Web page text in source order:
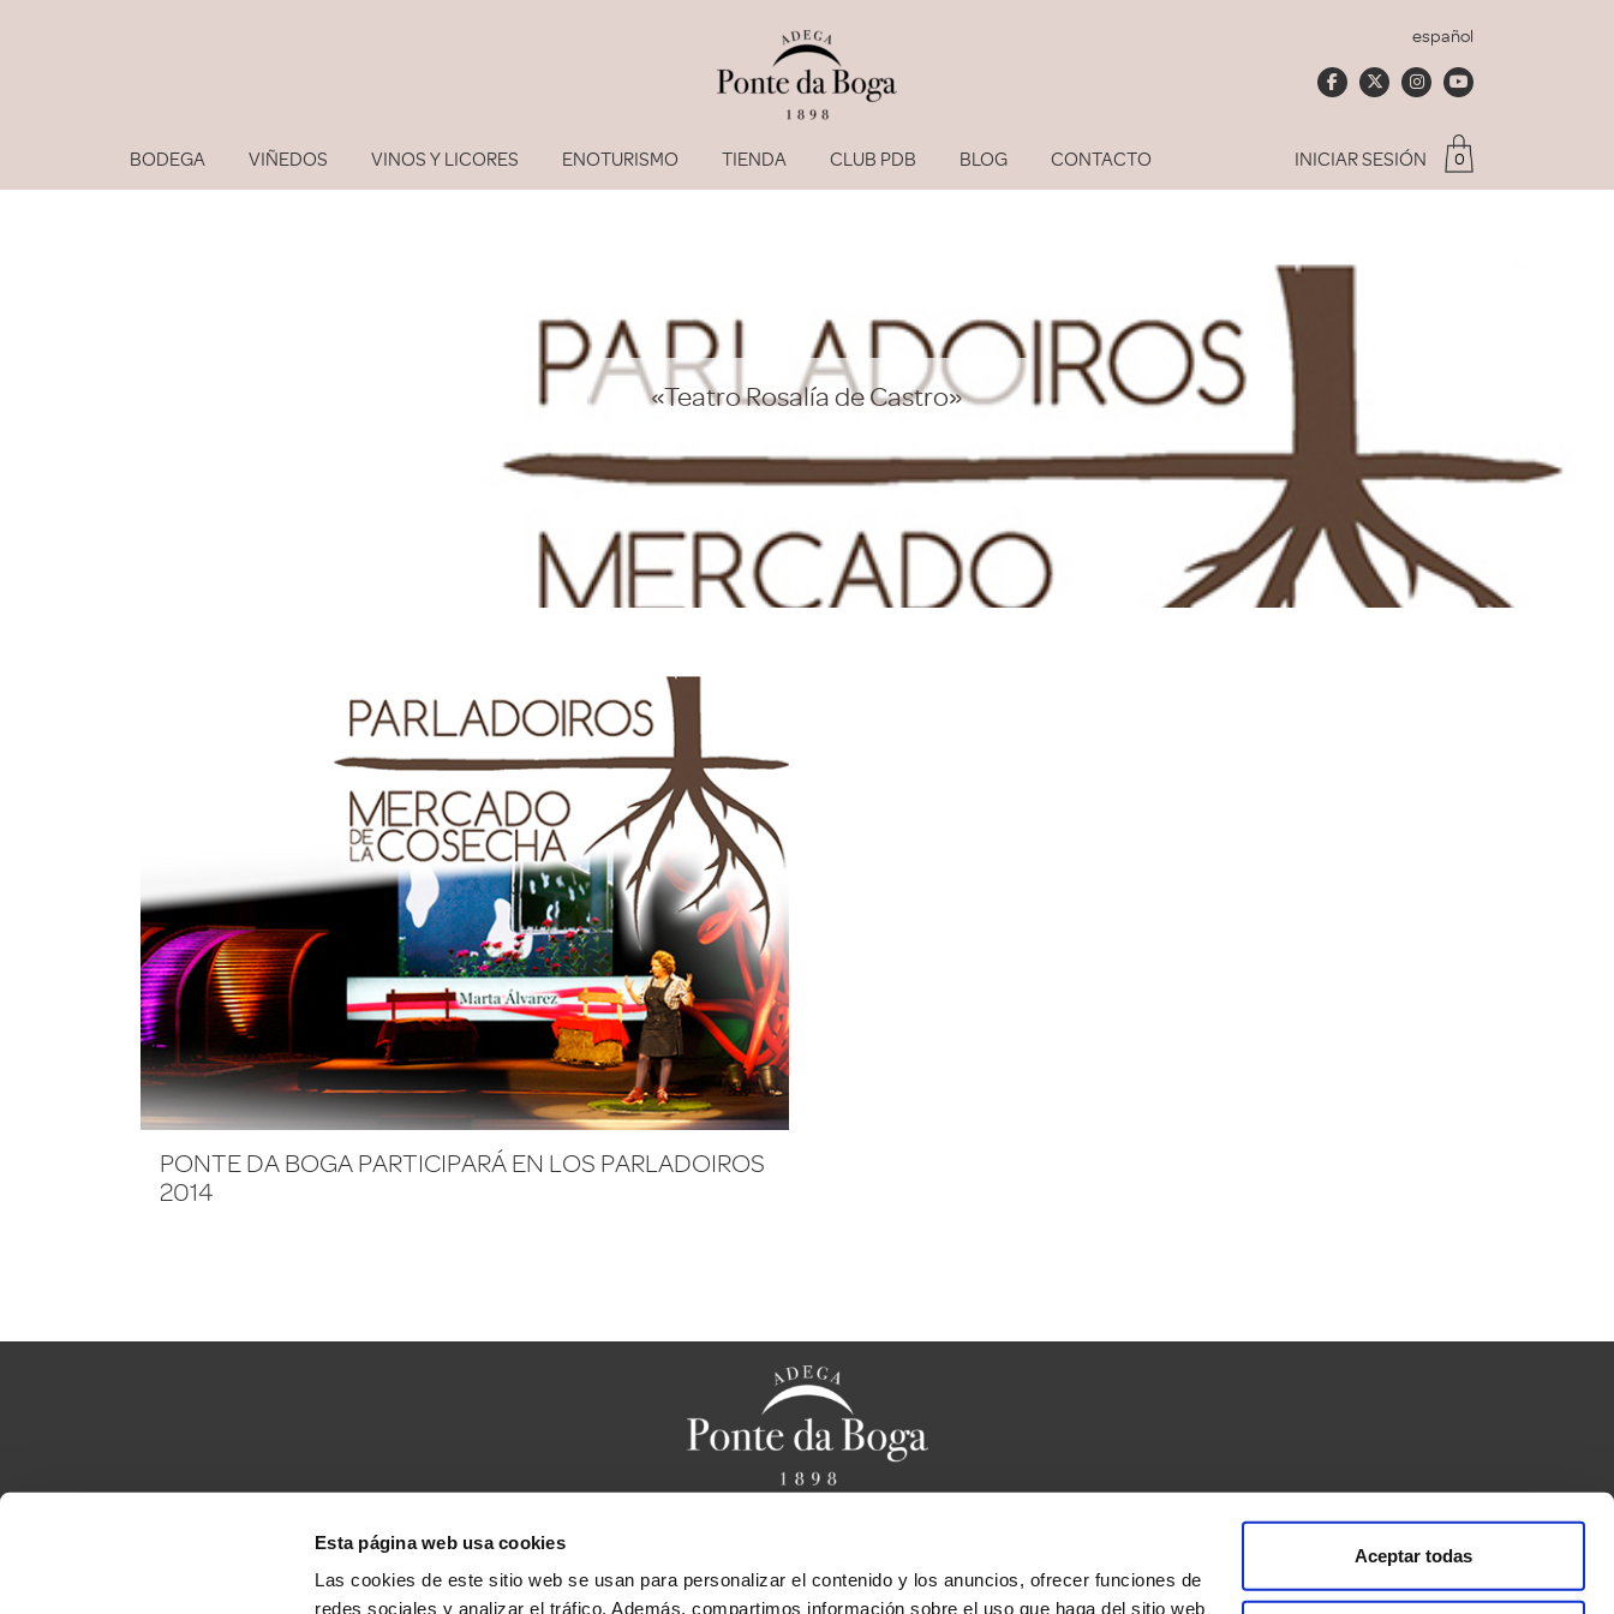
Esta página web usa cookies
Las cookies de este sitio web se usan para personalizar el contenido y los anuncios, ofrecer funciones de
redes sociales y analizar el tráfico. Además, compartimos información sobre el uso que haga del sitio web
Aceptar todas
español
BODEGA VIÑEDOS VINOS Y LICORES ENOTURISMO TIENDA CLUB PDB BLOG CONTACTO INICIAR SESIÓN
He olvidado mi contraseña
ACCEDER
0
«Teatro Rosalía de Castro»
PONTE DA BOGA PARTICIPARÁ EN LOS PARLADOIROS
2014
Condiciones de compra y envío
Bases legales sorteo “Cena caprichos de Chefs”